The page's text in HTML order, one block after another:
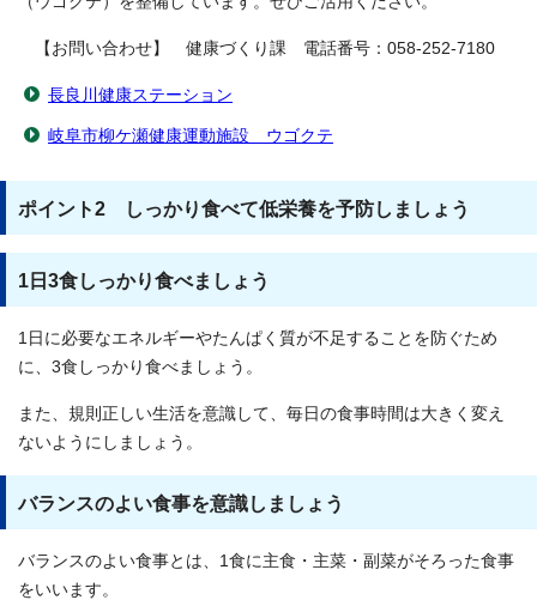
【お問い合わせ】 健康づくり課 電話番号：058-252-7180
長良川健康ステーション
岐阜市柳ケ瀬健康運動施設 ウゴクテ
ポイント2 しっかり食べて低栄養を予防しましょう
1日3食しっかり食べましょう
1日に必要なエネルギーやたんぱく質が不足することを防ぐため
に、3食しっかり食べましょう。
また、規則正しい生活を意識して、毎日の食事時間は大きく変え
ないようにしましょう。
バランスのよい食事を意識しましょう
バランスのよい食事とは、1食に主食・主菜・副菜がそろった食事
をいいます。